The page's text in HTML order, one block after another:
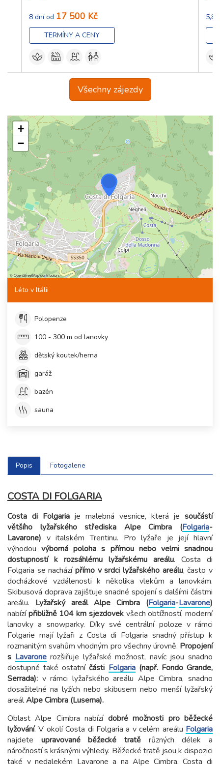
+
−
©OpenStreetMapcontributors
Léto v Itálii
Polopenze
100 - 300 m od lanovky
dětský koutek/herna
garáž
bazén
sauna
8 dní od 17 500 Kč
TERMÍNY A CENY
5,8
Všechny zájezdy
Popis Fotogalerie
COSTA DI FOLGARIA
Costa di Folgariaje malebná vesnice, která je součástí
většího lyžařského střediska Alpe Cimbra (Folgaria-
Lavarone) v italském Trentinu. Pro lyžaře je její hlavní
výhodouvýborná poloha s přímou nebo velmi snadnou
dostupností k rozsáhlému lyžařskému areálu. Costa di
Folgaria se nachází přímo v srdci lyžařského areálu, často v
docházkové vzdálenosti k několika vlekům a lanovkám.
Skibusová doprava zajišťuje snadné spojení s dalšími částmi
areálu. Lyžařský areál Alpe Cimbra (Folgaria-Lavarone)
nabízípřibližně 104 km sjezdovekvšech obtížností, moderní
lanovky a snowparky. Díky své centrální poloze v rámci
Folgarie mají lyžaři z Costa di Folgaria snadný přístup k
rozmanitým svahům vhodným pro všechny úrovně. Propojení
s Lavaronerozšiřuje lyžařské možnost, navíc jsou snadno
dostupné také ostatníčásti Folgaria(např. Fondo Grande,
Serrada): v rámci lyžařského areálu Alpe Cimbra, snadno
dosažitelné na lyžích nebo skibusem nebo menší lyžařský
areálAlpe Cimbra (Luserna).
Oblast Alpe Cimbra nabízí dobré možnosti pro běžecké
lyžování. V okolí Costa di Folgaria a v celém areálu Folgaria
najdete upravované běžecké tratě různých délek a
náročností s krásnými výhledy. Běžecké tratě jsou k dispozici
také v nedalekém Lavarone a na Alpe Cimbra. Costa di